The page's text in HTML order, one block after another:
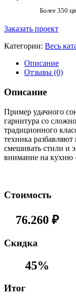
Более 350
Заказать проект
Категории: Весь
Описание
Отзывы (0)
Описание
Пример удачного
гарнитура со
традиционного
техника
смешивать стили и
внимание на кухню
Стоимость
76.260₽
Cкидка
45%
Итог